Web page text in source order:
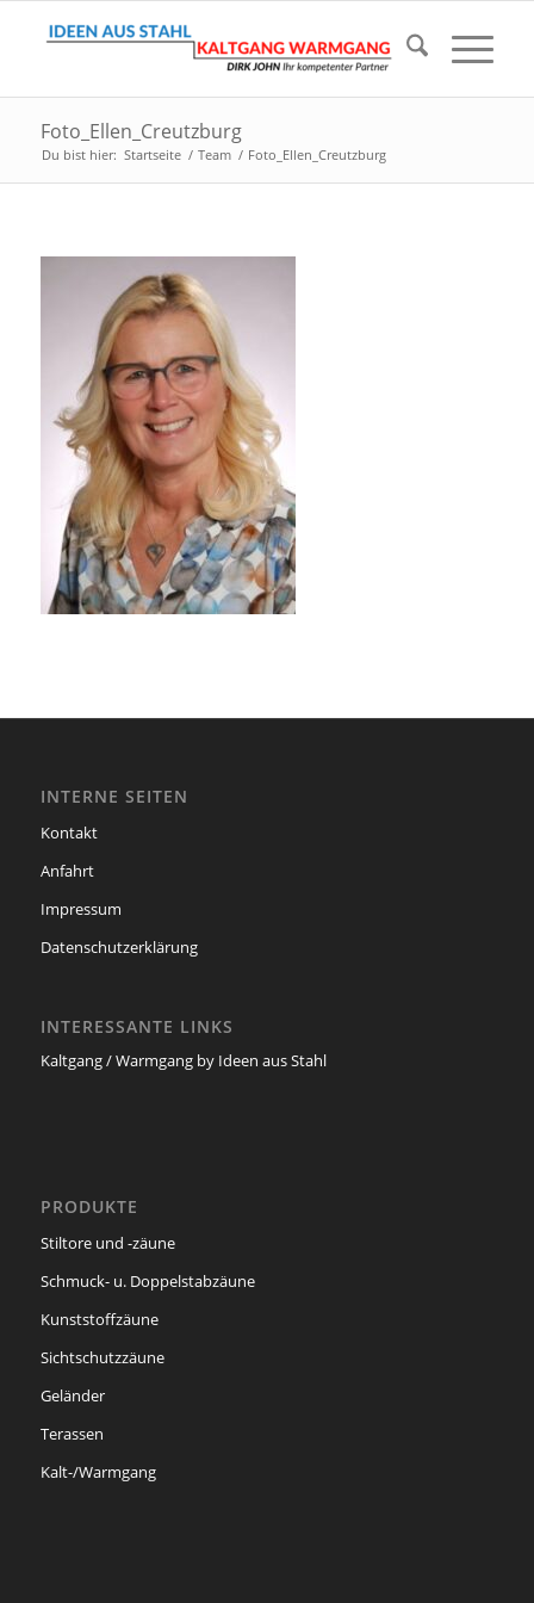
Foto_Ellen_Creutzburg
Du bist hier: Startseite / Team / Foto_Ellen_Creutzburg
INTERNE SEITEN
Kontakt
Anfahrt
Impressum
Datenschutzerklärung
INTERESSANTE LINKS
Kaltgang / Warmgang by Ideen aus Stahl
PRODUKTE
Stiltore und -zäune
Schmuck- u. Doppelstabzäune
Kunststoffzäune
Sichtschutzzäune
Geländer
Terassen
Kalt-/Warmgang